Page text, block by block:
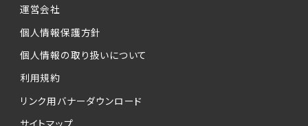
運営会社
個人情報保護方針
個人情報の取り扱いについて
利用規約
リンク用バナーダウンロード